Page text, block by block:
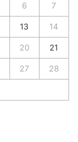
6 7
13 14
20 21
27 28